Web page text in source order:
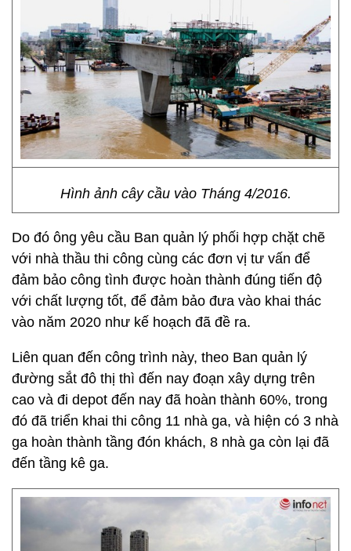
Hình ảnh cây cầu vào Tháng 4/2016.
Do đó ông yêu cầu Ban quản lý phối hợp chặt chẽ
với nhà thầu thi công cùng các đơn vị tư vấn để
đảm bảo công tình được hoàn thành đúng tiến độ
với chất lượng tốt, để đảm bảo đưa vào khai thác
vào năm 2020 như kế hoạch đã đề ra.
Liên quan đến công trình này, theo Ban quản lý
đường sắt đô thị thì đến nay đoạn xây dựng trên
cao và đi depot đến nay đã hoàn thành 60%, trong
đó đã triển khai thi công 11 nhà ga, và hiện có 3 nhà
ga hoàn thành tầng đón khách, 8 nhà ga còn lại đã
đến tầng kê ga.